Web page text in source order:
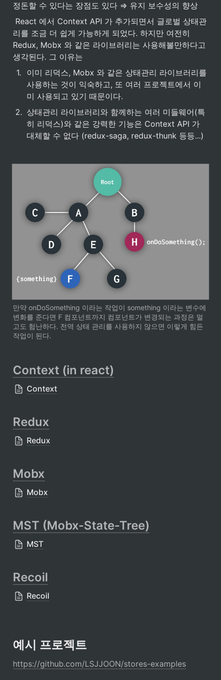
정돈할 수 있다는 장점도 있다 ⇒ 유지 보수성의 향상
리를 조금 더 쉽게 가능하게 되었다. 하지만 여전히
Redux, Mobx 와 같은 라이브러리는 사용해볼만하다고
생각된다. 그 이유는
1.
이미 리덕스, Mobx 와 같은 상태관리 라이브러리를
사용하는 것이 익숙하고, 또 여러 프로젝트에서 이
미 사용되고 있기 때문이다.
2. 상태관리 라이브러리와 함께하는 여러 미들웨어(특
히 리덕스)와 같은 강력한 기능은 Context API 가
대체할 수 없다 (redux-saga, redux-thunk 등등...)
만약 onDoSomething 이라는 작업이 something 이라는 변수에
변화를 준다면 F 컴포넌트까지 컴포넌트가 변경되는 과정은 멀
고도 험난하다. 전역 상태 관리를 사용하지 않으면 이렇게 힘든
작업이 된다.
Context (in react)
Context
Redux
Redux
Mobx
Mobx
MST (Mobx-State-Tree)
MST
Recoil
Recoil
예시 프로젝트
https://github.com/LSJJOON/stores-examples